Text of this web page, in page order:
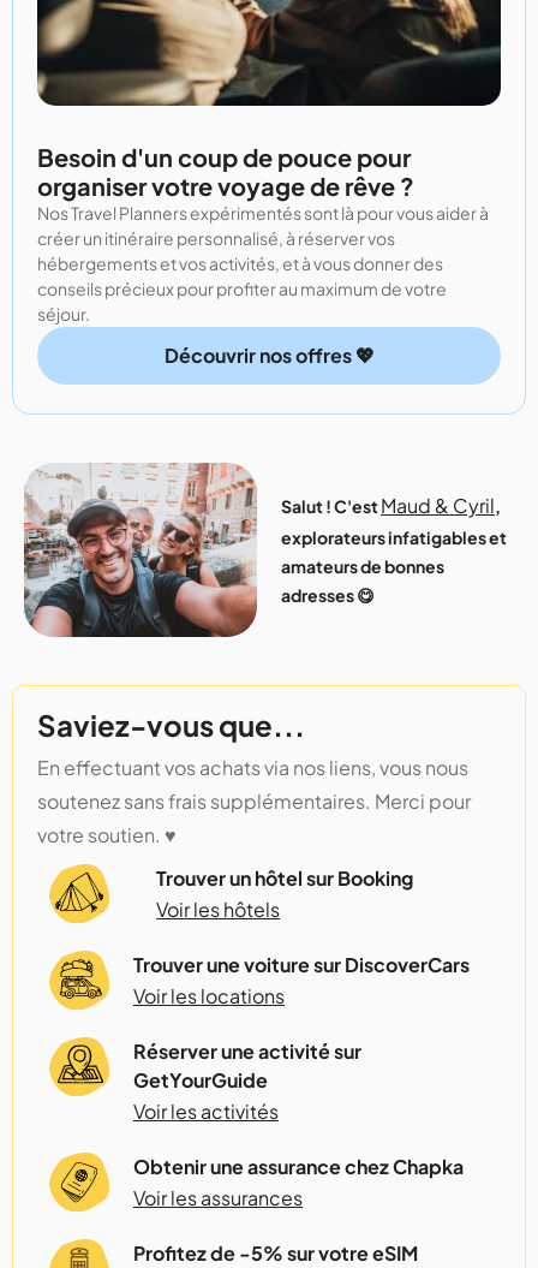
Besoin d'un coup de pouce pour
organiser votre voyage de rêve ?
Nos Travel Planners expérimentés sont là pour vous aider à
créer un itinéraire personnalisé, à réserver vos
hébergements et vos activités, et à vous donner des
conseils précieux pour profiter au maximum de votre
séjour.
Découvrir nos offres 💖
Salut ! C'estMaud & Cyril,
explorateurs infatigables et
amateurs de bonnes
adresses 😋
Saviez-vous que...
En effectuant vos achats via nos liens, vous nous
soutenez sans frais supplémentaires. Merci pour
votre soutien. ♥️
Trouver un hôtel sur Booking
Voir les hôtels
Trouver une voiture sur DiscoverCars
Voir les locations
Réserver une activité sur
GetYourGuide
Voir les activités
Obtenir une assurance chez Chapka
Voir les assurances
Profitez de -5% sur votre eSIM